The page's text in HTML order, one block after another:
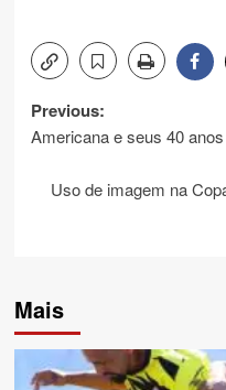
Post
Previous:
Americana e seus 40
Uso de imagem na
Mais